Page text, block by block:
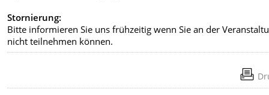
Stornierung:
Bitte informieren Sie uns frühzeitig wenn Sie an der
nicht teilnehmen können.